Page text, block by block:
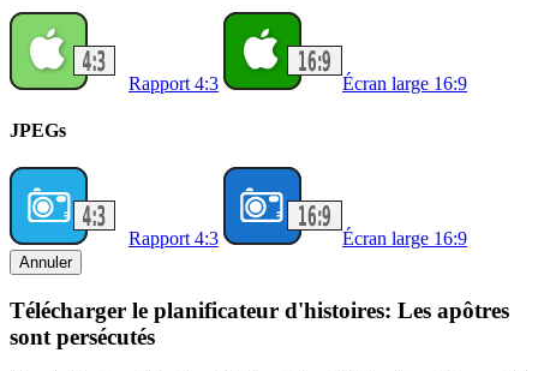
Rapport 4:3 Écran large 16:9
JPEGs
Rapport 4:3 Écran large 16:9
Annuler
Télécharger le planificateur d'histoires: Les apôtres
sont persécutés